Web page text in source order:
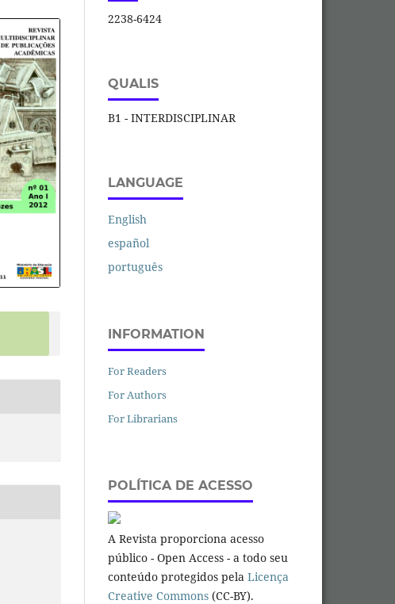
2238-6424
QUALIS
B1 - INTERDISCIPLINAR
LANGUAGE
English
español
português
INFORMATION
For Readers
For Authors
For Librarians
POLÍTICA DE ACESSO
A Revista proporciona acesso
público - Open Access - a todo seu
conteúdo protegidos pela Licença
Creative Commons (CC-BY).